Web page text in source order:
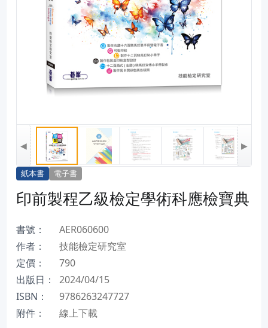
◀ ▶
紙本書 電子書
印前製程乙級檢定學術科應檢寶典
書號：
AER060600
作者：
技能檢定研究室
定價：
790
出版日：
2024/04/15
ISBN：
9786263247727
附件：
線上下載